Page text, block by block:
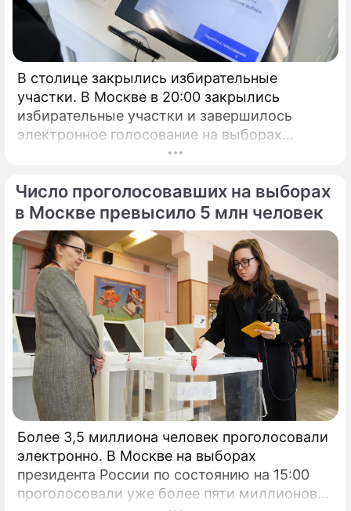
В столице закрылись избирательные
участки. В Москве в 20:00 закрылись
избирательные участки и завершилось
электронное голосование на выборах
Число проголосовавших на выборах
в Москве превысило 5 млн человек
Более 3,5 миллиона человек проголосовали
электронно. В Москве на выборах
президента России по состоянию на 15:00
проголосовали уже более пяти миллионов